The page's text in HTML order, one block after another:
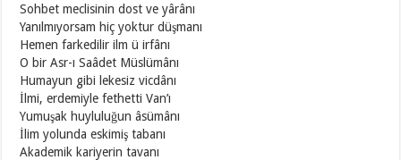
Sohbet meclisinin dost ve yârânı
Yanılmıyorsam hiç yoktur düşmanı
Hemen farkedilir ilm ü irfânı
O bir Asr-ı Saâdet Müslümânı
Humayun gibi lekesiz vicdânı
İlmi, erdemiyle fethetti Van’ı
Yumuşak huyluluğun âsümânı
İlim yolunda eskimiş tabanı
Akademik kariyerin tavanı